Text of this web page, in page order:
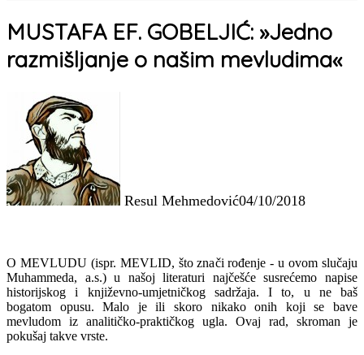
MUSTAFA EF. GOBELJIĆ: »Jedno
razmišljanje o našim mevludima«
Resul Mehmedović04/10/2018
O MEVLUDU (ispr. MEVLID, što znači rođenje - u ovom slučaju
Muhammeda, a.s.) u našoj literaturi najčešće susrećemo napise
historijskog i književno-umjetničkog sadržaja. I to, u ne baš
bogatom opusu. Malo je ili skoro nikako onih koji se bave
mevludom iz analitičko-praktičkog ugla. Ovaj rad, skroman je
pokušaj takve vrste.